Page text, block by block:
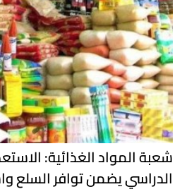
شعبة المواد الغذائية:
الدراسي يضمن توافر السلع